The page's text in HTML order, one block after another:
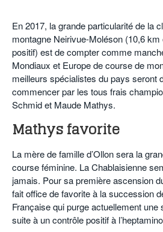
En 2017, la grande particularité de la
montagne Neirivue-Moléson (10,6
positif) est de compter comme
Mondiaux et Europe de course de
meilleurs spécialistes du pays seront
commencer par les tous frais
Schmid et Maude Mathys.
Mathys favorite
La mère de famille d’Ollon sera la
course féminine. La Chablaisienne
jamais. Pour sa première ascension
fait office de favorite à la succession
Française qui purge actuellement
suite à un contrôle positif à